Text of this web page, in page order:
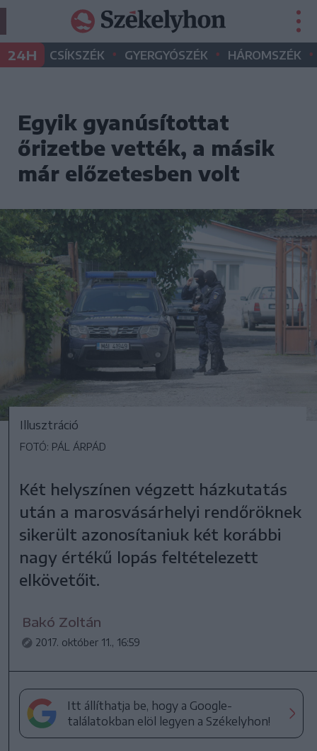
24H CSÍKSZÉK • GYERGYÓSZÉK • HÁROMSZÉK •
Egyik gyanúsítottat
őrizetbe vették, a másik
már előzetesben volt
Illusztráció
FOTÓ: PÁL ÁRPÁD
Két helyszínen végzett házkutatás
után a marosvásárhelyi rendőröknek
sikerült azonosítaniuk két korábbi
nagy értékű lopás feltételezett
elkövetőit.
Bakó Zoltán
2017. október 11., 16:59
Itt állíthatja be, hogy a Google-
találatokban elöl legyen a Székelyhon!